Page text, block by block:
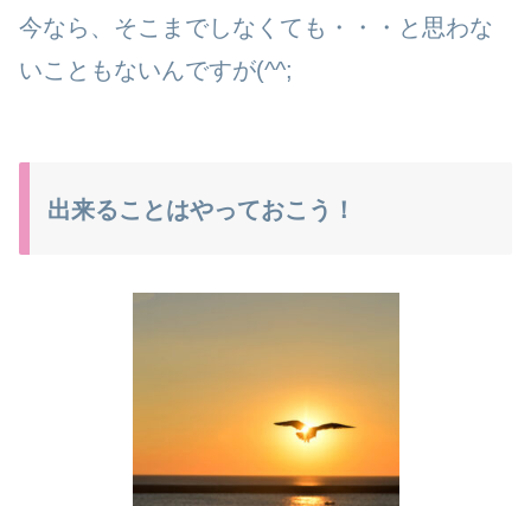
今なら、そこまでしなくても・・・と思わな
いこともないんですが(^^;
出来ることはやっておこう！